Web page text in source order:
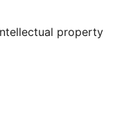
property